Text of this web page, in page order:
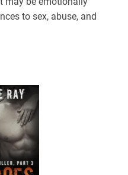
to sex, abuse, and